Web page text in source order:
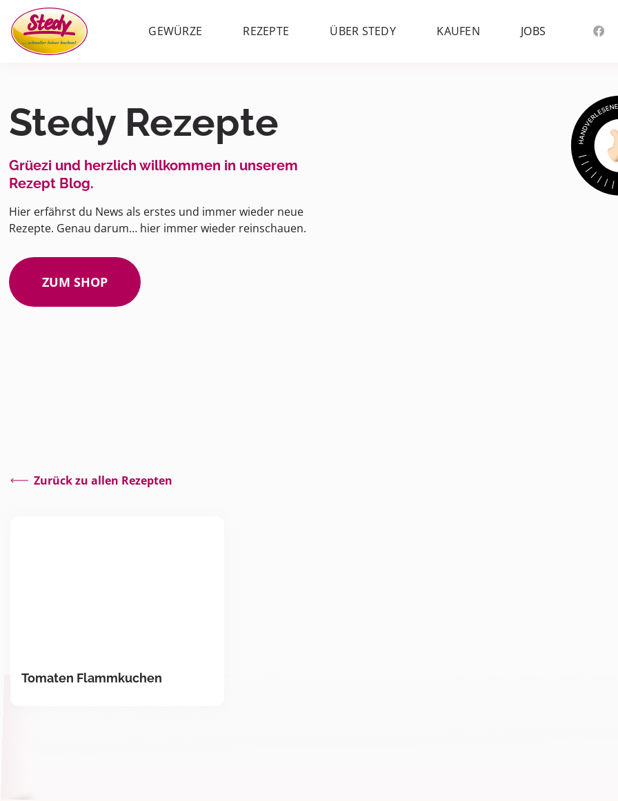
GEWÜRZE REZEPTE ÜBER STEDY KAUFEN JOBS
Stedy Rezepte
Grüezi und herzlich willkommen in unserem
Rezept Blog.
Hier erfährst du News als erstes und immer wieder neue
Rezepte. Genau darum… hier immer wieder reinschauen.
ZUM SHOP
Zurück zu allen Rezepten
Tomaten Flammkuchen